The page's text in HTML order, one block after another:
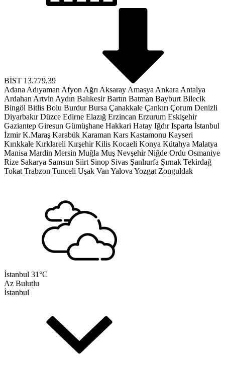
BİST 13.779,39
Adana Adıyaman Afyon Ağrı Aksaray Amasya Ankara Antalya
Ardahan Artvin Aydın Balıkesir Bartın Batman Bayburt Bilecik
Bingöl Bitlis Bolu Burdur Bursa Çanakkale Çankırı Çorum Denizli
Diyarbakır Düzce Edirne Elazığ Erzincan Erzurum Eskişehir
Gaziantep Giresun Gümüşhane Hakkari Hatay Iğdır Isparta İstanbul
İzmir K.Maraş Karabük Karaman Kars Kastamonu Kayseri
Kırıkkale Kırklareli Kırşehir Kilis Kocaeli Konya Kütahya Malatya
Manisa Mardin Mersin Muğla Muş Nevşehir Niğde Ordu Osmaniye
Rize Sakarya Samsun Siirt Sinop Sivas Şanlıurfa Şırnak Tekirdağ
Tokat Trabzon Tunceli Uşak Van Yalova Yozgat Zonguldak
İstanbul 31°C
Az Bulutlu
İstanbul